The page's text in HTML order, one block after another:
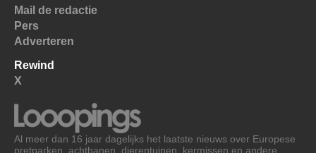
Mail de redactie
Pers
Adverteren
Rewind
X
Al meer dan 16 jaar dagelijks het laatste nieuws over Europese
pretparken, achtbanen, dierentuinen, kermissen en andere